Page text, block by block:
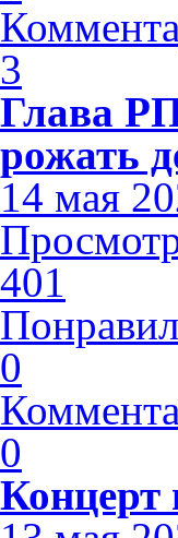
3
Глава
рожать
14 мая
401
0
0
Концерт